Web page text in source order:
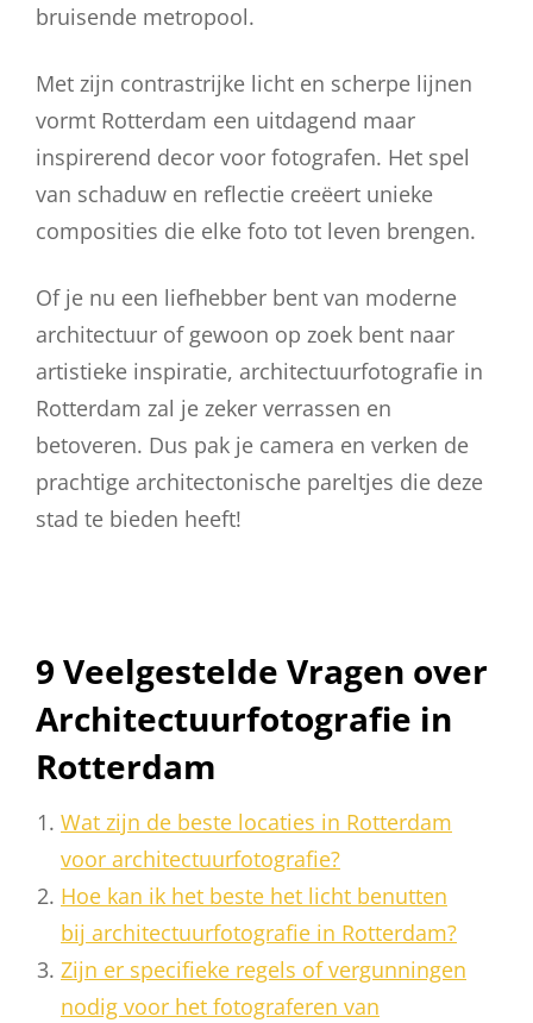
bruisende metropool.
Met zijn contrastrijke licht en scherpe lijnen
vormt Rotterdam een uitdagend maar
inspirerend decor voor fotografen. Het spel
van schaduw en reflectie creëert unieke
composities die elke foto tot leven brengen.
Of je nu een liefhebber bent van moderne
architectuur of gewoon op zoek bent naar
artistieke inspiratie, architectuurfotografie in
Rotterdam zal je zeker verrassen en
betoveren. Dus pak je camera en verken de
prachtige architectonische pareltjes die deze
stad te bieden heeft!
9 Veelgestelde Vragen over
Architectuurfotografie in
Rotterdam
Wat zijn de beste locaties in Rotterdam
voor architectuurfotografie?
Hoe kan ik het beste het licht benutten
bij architectuurfotografie in Rotterdam?
Zijn er specifieke regels of vergunningen
nodig voor het fotograferen van